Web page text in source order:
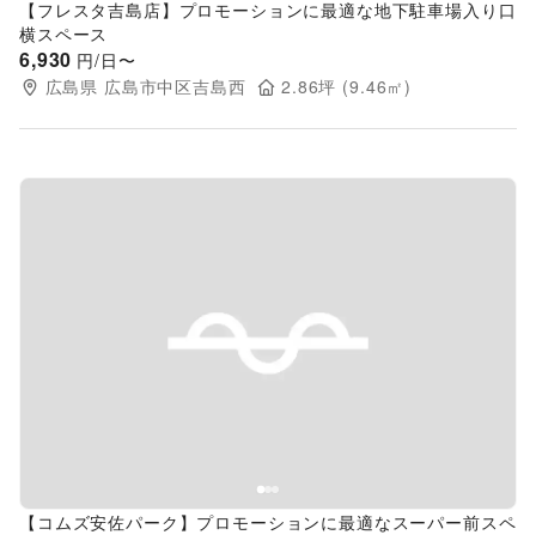
【フレスタ吉島店】プロモーションに最適な地下駐車場入り口
横スペース
6,930 円/日〜
広島県 広島市中区吉島西 2.86坪 (9.46㎡)
Previous slide
【コムズ安佐パーク】プロモーションに最適なスーパー前スペ